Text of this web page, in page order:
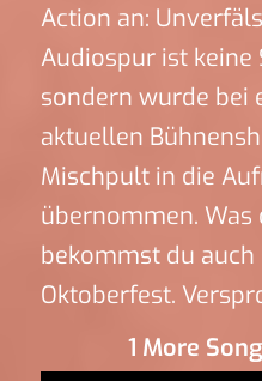
Action an:
Audiospur ist
sondern wurde bei
aktuellen
Mischpult in die
übernommen. Was
bekommst du
Oktoberfest.
1 More